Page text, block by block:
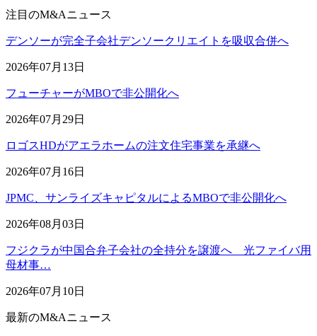
注目のM&Aニュース
デンソーが完全子会社デンソークリエイトを吸収合併へ
2026年07月13日
フューチャーがMBOで非公開化へ
2026年07月29日
ロゴスHDがアエラホームの注文住宅事業を承継へ
2026年07月16日
JPMC、サンライズキャピタルによるMBOで非公開化へ
2026年08月03日
フジクラが中国合弁子会社の全持分を譲渡へ 光ファイバ用
母材事…
2026年07月10日
最新のM&Aニュース